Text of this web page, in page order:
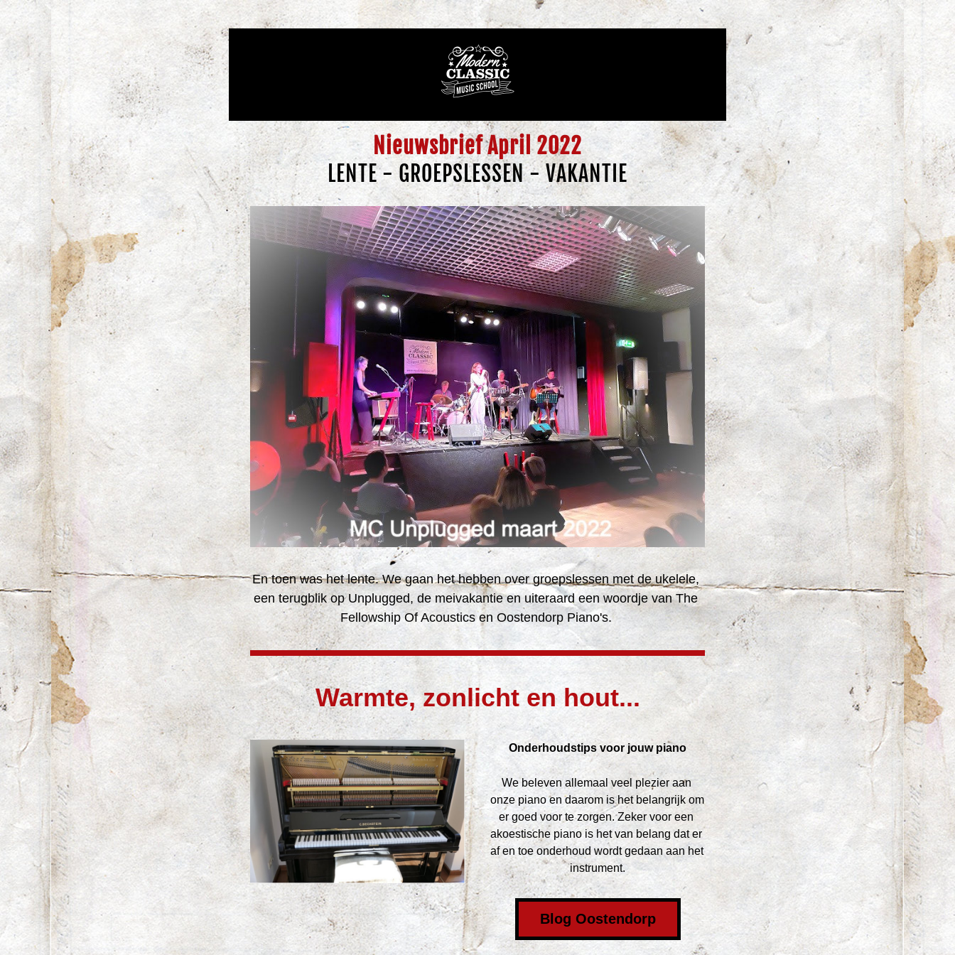
Nieuwsbrief April 2022
LENTE - GROEPSLESSEN - VAKANTIE
En toen was het lente. We gaan het hebben over groepslessen met de ukelele,
een terugblik op Unplugged, de meivakantie en uiteraard een woordje van The
Fellowship Of Acoustics en Oostendorp Piano's.
Warmte, zonlicht en hout...
Onderhoudstips voor jouw piano
We beleven allemaal veel plezier aan
onze piano en daarom is het belangrijk om
er goed voor te zorgen. Zeker voor een
akoestische piano is het van belang dat er
af en toe onderhoud wordt gedaan aan het
instrument.
Blog Oostendorp